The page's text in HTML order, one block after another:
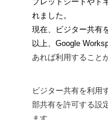
れました。
現在、ビジター共有
以上、Google
あれば利用すること
ビジター共有を利用
部共有を許可する設